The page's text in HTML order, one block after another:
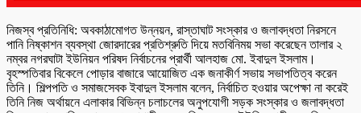
নিজস্ব প্রতিনিধি: অবকাঠামোগত উন্নয়ন, রাস্তাঘাট সংস্কার ও জলাবদ্ধতা নিরসনে
পানি নিষ্কাশন ব্যবস্থা জোরদারের প্রতিশ্রুতি দিয়ে মতবিনিময় সভা করেছেন তালার ২
নম্বর নগরঘাটা ইউনিয়ন পরিষদ নির্বাচনের প্রার্থী আলহাজ মো. ইবাদুল ইসলাম।
বৃহস্পতিবার বিকেলে পোড়ার বাজারে আয়োজিত এক জনাকীর্ণ সভায় সভাপতিত্ব করেন
তিনি। শিল্পপতি ও সমাজসেবক ইবাদুল ইসলাম বলেন, নির্বাচিত হওয়ার অপেক্ষা না করেই
তিনি নিজ অর্থায়নে এলাকার বিভিন্ন চলাচলের অনুপযোগী সড়ক সংস্কার ও জলাবদ্ধতা